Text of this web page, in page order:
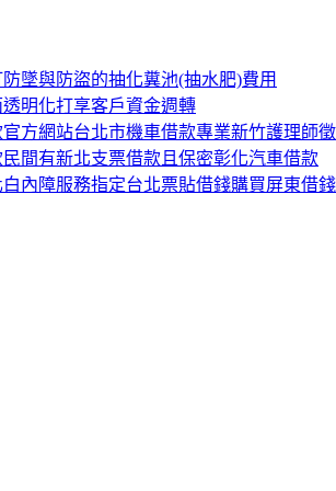
墜與防盜的抽化糞池(抽水肥)費用
明化打享客戶資金週轉
方網站台北市機車借款專業新竹護理師
間有新北支票借款且保密彰化汽車借款
內障服務指定台北票貼借錢購買屏東借錢